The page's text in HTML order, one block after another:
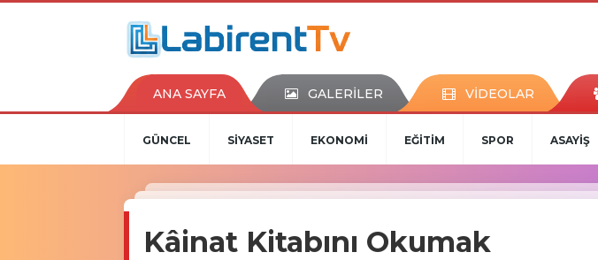
ANA SAYFA GALERİLER VİDEOLAR
GÜNCEL SİYASET EKONOMİ EĞİTİM SPOR ASAYİŞ
Kâinat Kitabını Okumak